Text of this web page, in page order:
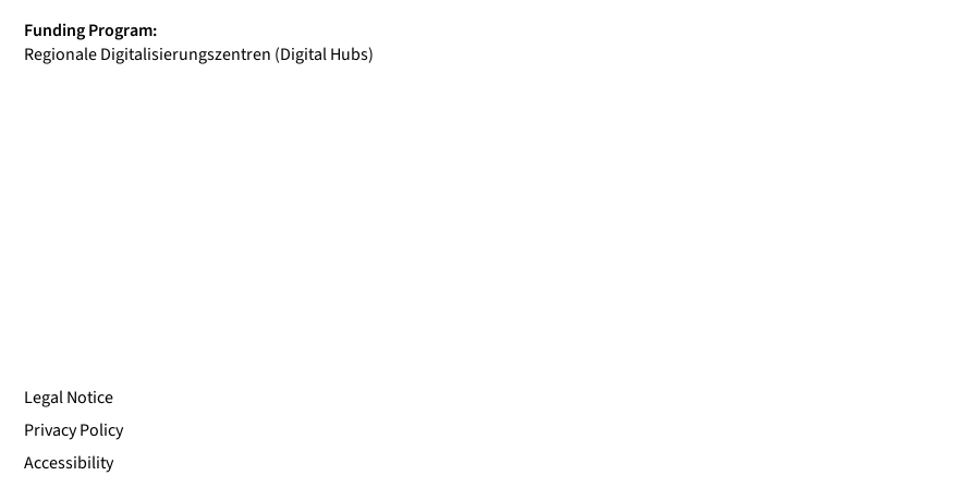
Funding Program:
Regionale Digitalisierungszentren (Digital Hubs)
Legal Notice
Privacy Policy
Accessibility